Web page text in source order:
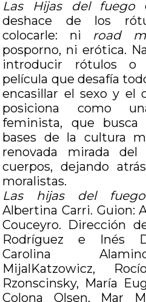
Las Hijas del fuego
deshace de los
colocarle: ni road
posporno, ni erótica.
introducir rótulos
película que desafía
encasillar el sexo y el
posiciona como
feminista, que busca
bases de la cultura
renovada mirada
cuerpos, dejando
moralistas.
Las hijas del fuego
Albertina Carri. Guion:
Couceyro. Dirección
Rodríguez e Inés
Carolina
MijalKatzowicz,
Rzonscinsky, María
Colona Olsen, Mar